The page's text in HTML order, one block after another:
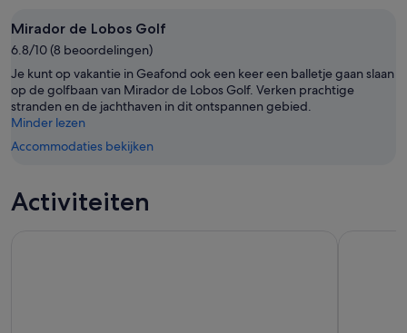
bekijken
-
16
aug,
bekijken
Mirador de Lobos Golf
6.8/10 (8 beoordelingen)
Je kunt op vakantie in Geafond ook een keer een balletje gaan slaan
op de golfbaan van Mirador de Lobos Golf. Verken prachtige
stranden en de jachthaven in dit ontspannen gebied.
Minder lezen
Accommodaties bekijken
Activiteiten